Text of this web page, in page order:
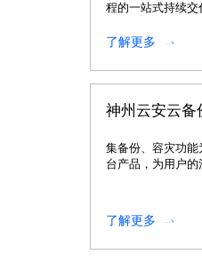
程的一站式持续交
了解更多
神州云安云备
集备份、容灾功
台产品，为用户
了解更多